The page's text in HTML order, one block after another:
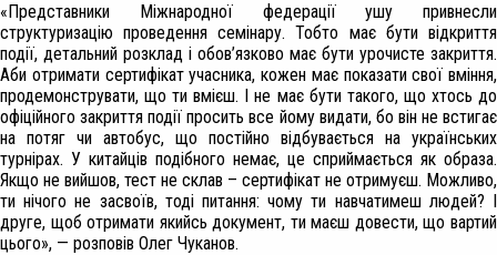
«Представники Міжнародної федерації ушу привнесли
структуризацію проведення семінару. Тобто має бути відкриття
події, детальний розклад і обов’язково має бути урочисте закриття.
Аби отримати сертифікат учасника, кожен має показати свої вміння,
продемонструвати, що ти вмієш. І не має бути такого, що хтось до
офіційного закриття події просить все йому видати, бо він не встигає
на потяг чи автобус, що постійно відбувається на українських
турнірах. У китайців подібного немає, це сприймається як образа.
Якщо не вийшов, тест не склав – сертифікат не отримуєш. Можливо,
ти нічого не засвоїв, тоді питання: чому ти навчатимеш людей? І
друге, щоб отримати якийсь документ, ти маєш довести, що вартий
цього», — розповів Олег Чуканов.